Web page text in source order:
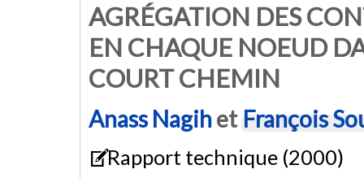
AGRÉGATION DES
EN CHAQUE NOEUD
COURT CHEMIN
Anass Nagihet François
Rapport technique (2000)